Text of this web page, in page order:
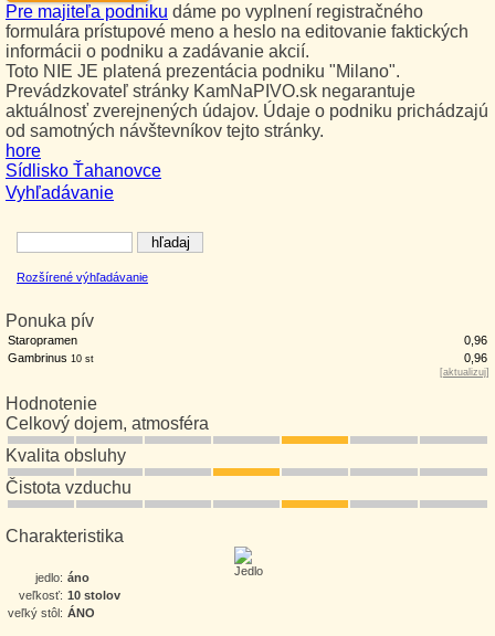
Vyhľadávanie
Rozšírené výhľadávanie
Ponuka pív
Staropramen
0,96
Gambrinus 10 st 0,96
[aktualizuj]
Hodnotenie
Celkový dojem, atmosféra
Kvalita obsluhy
Čistota vzduchu
Charakteristika
jedlo: áno
veľkosť: 10 stolov
veľký stôl: ÁNO
Pre majiteľa podniku dáme po vyplnení registračného
formulára prístupové meno a heslo na editovanie faktických
informácii o podniku a zadávanie akcií.
Toto NIE JE platená prezentácia podniku "Milano".
Prevádzkovateľ stránky KamNaPIVO.sk negarantuje
aktuálnosť zverejnených údajov. Údaje o podniku prichádzajú
od samotných návštevníkov tejto stránky.
hore
Sídlisko Ťahanovce